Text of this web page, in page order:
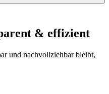
& effizient
und nachvollziehbar bleibt,